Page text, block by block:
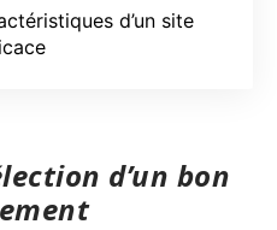
d’un site
d’un bon